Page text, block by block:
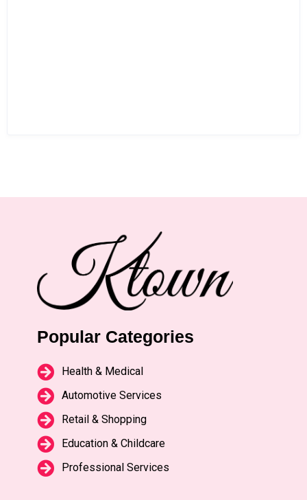
Popular Categories
Health & Medical
Automotive Services
Retail & Shopping
Education & Childcare
Professional Services